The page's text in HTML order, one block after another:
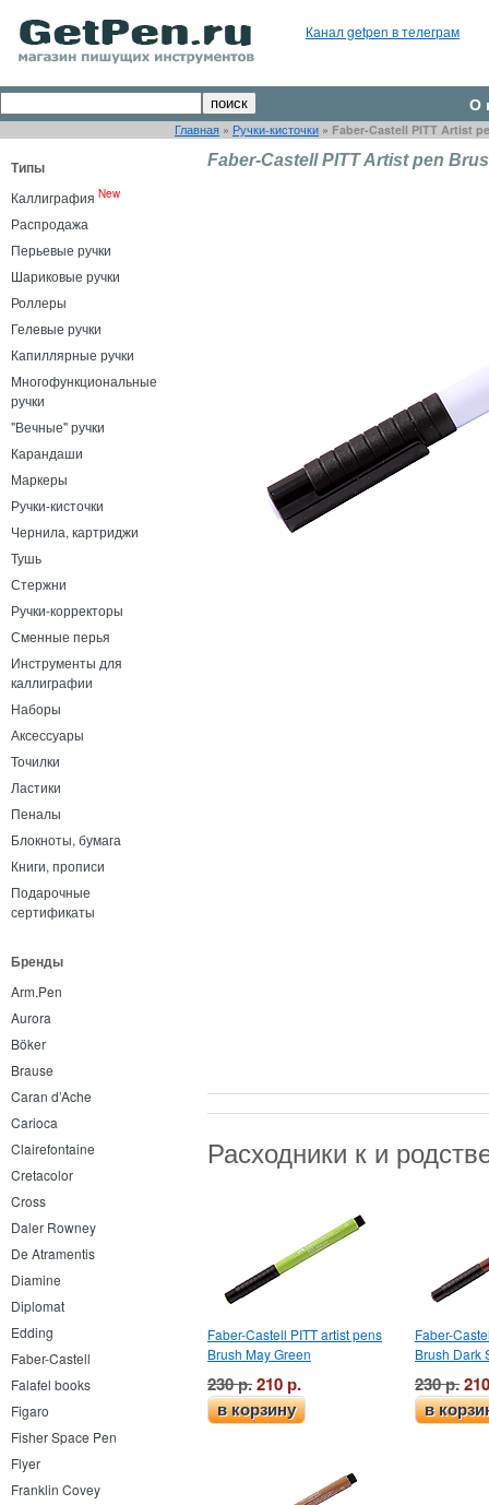
Канал getpen в телеграм
О
Главная » Ручки-кисточки » Faber-Castell PITT Artist
Типы
Каллиграфия New
Распродажа
Перьевые ручки
Шариковые ручки
Роллеры
Гелевые ручки
Капиллярные ручки
Многофункциональные
ручки
"Вечные" ручки
Карандаши
Маркеры
Ручки-кисточки
Чернила, картриджи
Тушь
Стержни
Ручки-корректоры
Сменные перья
Инструменты для
каллиграфии
Наборы
Аксессуары
Точилки
Ластики
Пеналы
Блокноты, бумага
Книги, прописи
Подарочные
сертификаты
Бренды
Arm.Pen
Aurora
Böker
Brause
Caran d’Ache
Carioca
Clairefontaine
Cretacolor
Cross
Daler Rowney
De Atramentis
Diamine
Diplomat
Edding
Faber-Castell
Falafel books
Figaro
Fisher Space Pen
Flyer
Franklin Covey
Faber-Castell PITT Artist pen
Расходники к и
Faber-Castell PITT artist pens
Brush May Green
230 р.210 р.
в корзину
Faber-
Brush Dark
230 р.
в